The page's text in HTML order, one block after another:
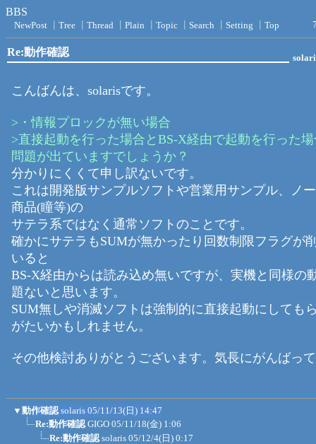
BBS
NewPost Tree Thread Plain Topic Search Setting Top
Re:動作確認
こんばんは、solarisです。
>・情報プロックが無い場合
>直接起動を行った場合とBS-X経由で起動を行った
問題が出ていますでしょうか？
分かりにくくて申し訳ないです。
これは開発版サンプルソフトや営業用サンプル、ノ
商品(瞳等)の
サテラ系ではなく通常ソフトのことです。
確かにサテラもSUMが無かったり回数制限フラグが
いると
BS-X経由からは読み込め無いですが、実機と同様の
題ないと思います。
SUM無しや消滅ソフトは強制的に直接起動にしても
がたいかもしれません。
その他検討ありがとうございます。気長にがんばっ
▼ 動作確認 solaris 05/11/13(日) 14:47
Re:動作確認 GIGO 05/11/18(金) 1:06
Re:動作確認 solaris 05/12/4(日) 0:17